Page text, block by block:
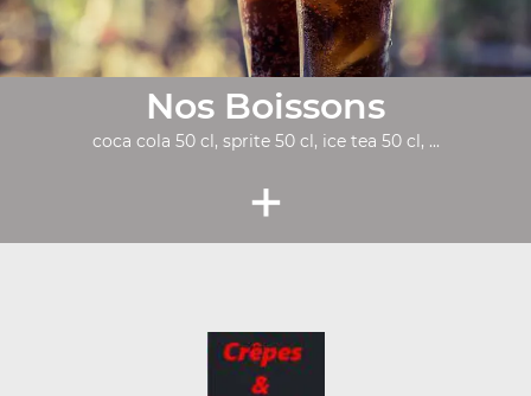
Nos Boissons
coca cola 50 cl, sprite 50 cl, ice tea 50 cl, ...
+